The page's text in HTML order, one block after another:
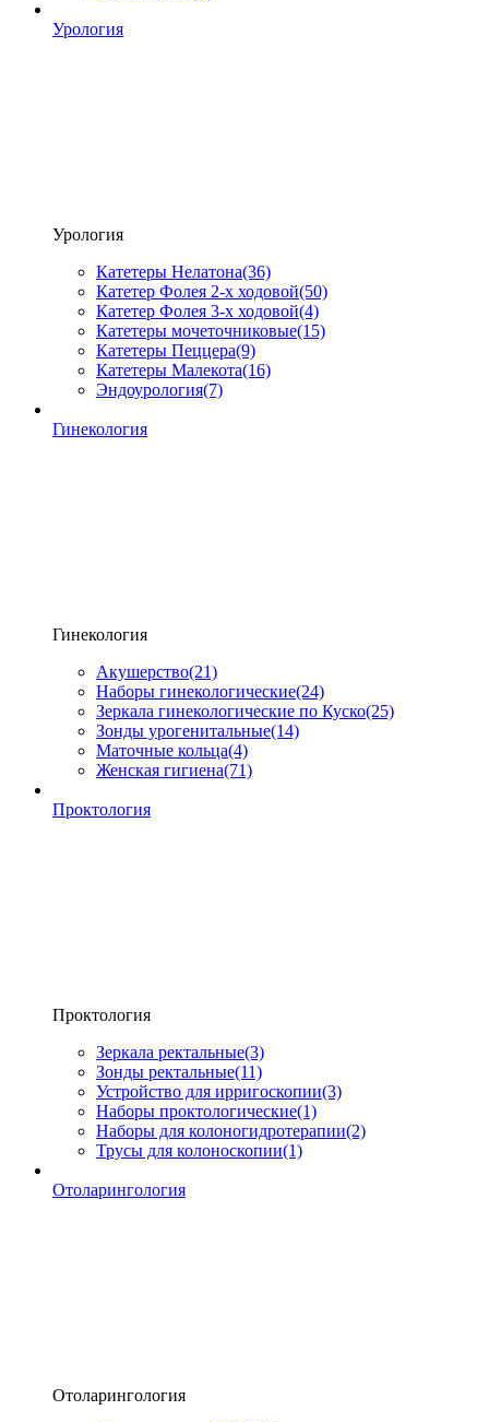
Урология
Урология
Катетеры Нелатона(36)
Катетер Фолея 2-х ходовой(50)
Катетер Фолея 3-х ходовой(4)
Катетеры мочеточниковые(15)
Катетеры Пеццера(9)
Катетеры Малекота(16)
Эндоурология(7)
Гинекология
Гинекология
Акушерство(21)
Наборы гинекологические(24)
Зеркала гинекологические по Куско(25)
Зонды урогенитальные(14)
Маточные кольца(4)
Женская гигиена(71)
Проктология
Проктология
Зеркала ректальные(3)
Зонды ректальные(11)
Устройство для ирригоскопии(3)
Наборы проктологические(1)
Наборы для колоногидротерапии(2)
Трусы для колоноскопии(1)
Отоларингология
Отоларингология